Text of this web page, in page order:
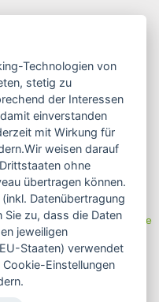
– Sicher einkaufen":
Blog oder Folgen Sie
Technologien von
stetig zu
der Interessen
einverstanden
mit Wirkung für
weisen darauf
ohne
übertragen können.
Datenübertragung
zu, dass die Daten
jeweiligen
Staaten) verwendet
Einstellungen